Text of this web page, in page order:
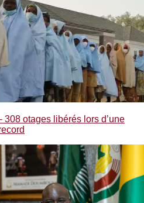
308 otages libérés lors d’une